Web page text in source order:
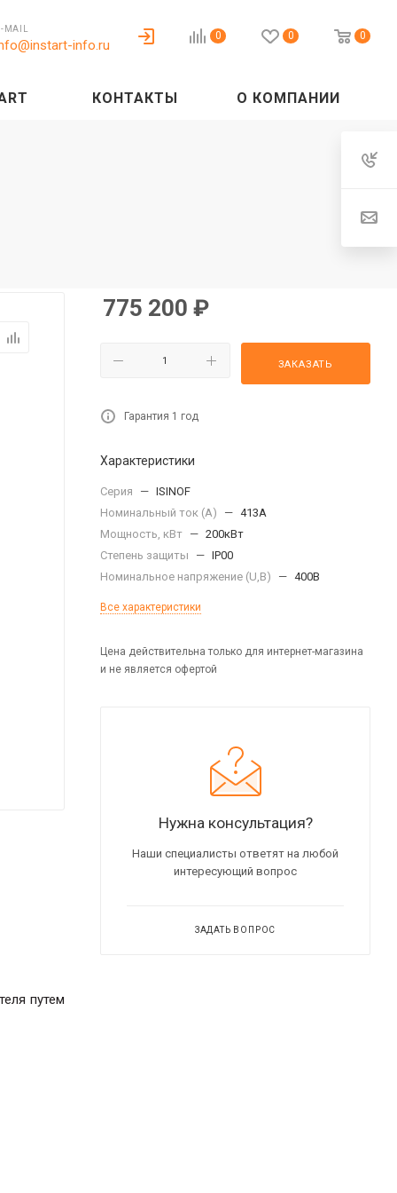
MAIL
info.ru
0 0 0
КОНТАКТЫ О КОМПАНИИ
путем
775 200 ₽
ЗАКАЗАТЬ
Гарантия 1 год
Характеристики
Серия — ISINOF
Номинальный ток (А)
— 413A
Мощность, кВт — 200кВт
Степень защиты
— IP00
Номинальное напряжение (U,B)
— 400В
Все характеристики
Цена действительна только для интернет-магазина
и не является офертой
Нужна консультация?
Наши специалисты ответят на любой
интересующий вопрос
ЗАДАТЬ ВОПРОС